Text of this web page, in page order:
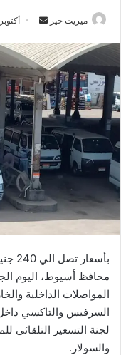
ميريت خير
س
ل
ر
ا
إ
ل
ك
و
ي
ا
أكتوبر 17, 2025
بأسعار تصل الي 240 جنيهًا..اعتمد
محافظ أسيوط، اليوم
المواصلات الداخلية
السرفيس والتاكسي
لجنة التسعير التلقائي
والسولار .